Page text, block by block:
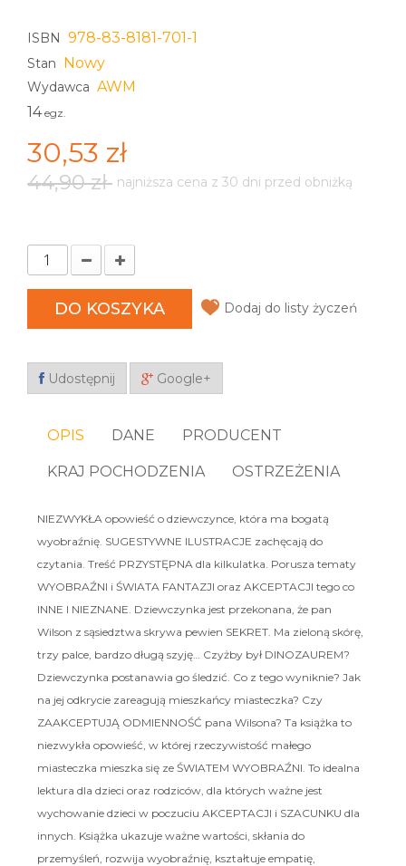
ISBN 978-83-8181-701-1
Stan Nowy
Wydawca AWM
14 egz.
30,53 zł
44,90 zł najniższa cena z 30 dni przed obniżką
DO KOSZYKA Dodaj do listy życzeń
Udostępnij Google+
OPIS DANE PRODUCENT
KRAJ POCHODZENIA OSTRZEŻENIA
NIEZWYKŁA opowieść o dziewczynce, która ma bogatą
wyobraźnię. SUGESTYWNE ILUSTRACJE zachęcają do
czytania. Treść PRZYSTĘPNA dla kilkulatka. Porusza tematy
WYOBRAŹNI i ŚWIATA FANTAZJI oraz AKCEPTACJI tego co
INNE I NIEZNANE. Dziewczynka jest przekonana, że pan
Wilson z sąsiedztwa skrywa pewien SEKRET. Ma zieloną skórę,
trzy palce, bardzo długą szyję… Czyżby był DINOZAUREM?
Dziewczynka postanawia go śledzić. Co z tego wyniknie? Jak
na jej odkrycie zareagują mieszkańcy miasteczka? Czy
ZAAKCEPTUJĄ ODMIENNOŚĆ pana Wilsona? Ta książka to
niezwykła opowieść, w której rzeczywistość małego
miasteczka mieszka się ze ŚWIATEM WYOBRAŹNI. To idealna
lektura dla dzieci oraz rodziców, dla których ważne jest
wychowanie dzieci w poczuciu AKCEPTACJI i SZACUNKU dla
innych. Książka ukazuje ważne wartości, skłania do
przemyśleń, rozwija wyobraźnię, kształtuje empatię,